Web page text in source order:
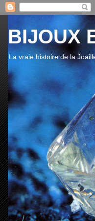
BIJOUX
La vraie histoire de la